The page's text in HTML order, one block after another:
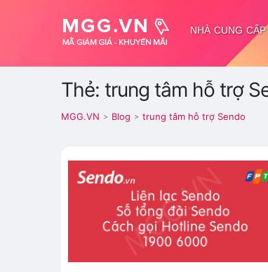
NHÀ CUNG CẤP
Thẻ: trung tâm hỗ trợ
MGG.VN > Blog > trung tâm hỗ trợ Sendo